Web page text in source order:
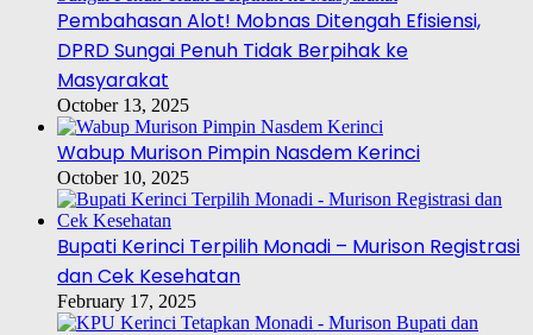
Pembahasan Alot! Mobnas Ditengah Efisiensi,
DPRD Sungai Penuh Tidak Berpihak ke
Masyarakat
October 13, 2025
Wabup Murison Pimpin Nasdem Kerinci
October 10, 2025
Bupati Kerinci Terpilih Monadi – Murison Registrasi
dan Cek Kesehatan
February 17, 2025